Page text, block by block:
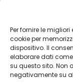
Per fornire le
cookie per
dispositivo. Il
elaborare dati
su questo sito. Non
negativamente su
raccolti verranno
promozionali da